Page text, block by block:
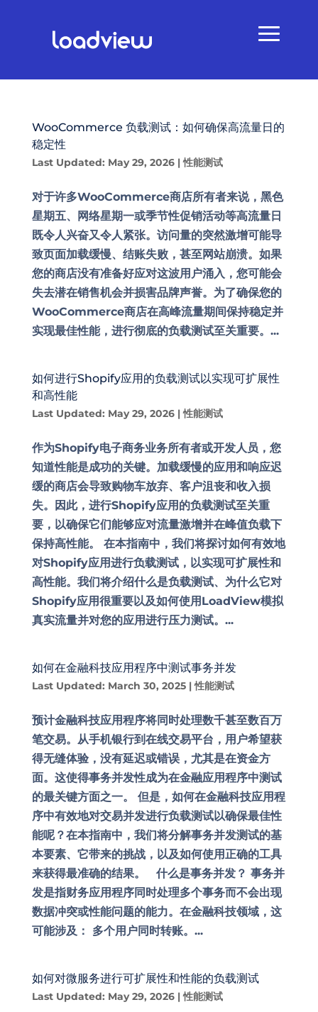
WooCommerce 负载测试：如何确保高流量日的
稳定性
Last Updated: May 29, 2026|性能测试
对于许多WooCommerce商店所有者来说，黑色
星期五、网络星期一或季节性促销活动等高流量日
既令人兴奋又令人紧张。访问量的突然激增可能导
致页面加载缓慢、结账失败，甚至网站崩溃。如果
您的商店没有准备好应对这波用户涌入，您可能会
失去潜在销售机会并损害品牌声誉。为了确保您的
WooCommerce商店在高峰流量期间保持稳定并
实现最佳性能，进行彻底的负载测试至关重要。...
如何进行Shopify应用的负载测试以实现可扩展性
和高性能
Last Updated: May 29, 2026|性能测试
作为Shopify电子商务业务所有者或开发人员，您
知道性能是成功的关键。加载缓慢的应用和响应迟
缓的商店会导致购物车放弃、客户沮丧和收入损
失。因此，进行Shopify应用的负载测试至关重
要，以确保它们能够应对流量激增并在峰值负载下
保持高性能。 在本指南中，我们将探讨如何有效地
对Shopify应用进行负载测试，以实现可扩展性和
高性能。我们将介绍什么是负载测试、为什么它对
Shopify应用很重要以及如何使用LoadView模拟
真实流量并对您的应用进行压力测试。...
如何在金融科技应用程序中测试事务并发
Last Updated: March 30, 2025|性能测试
预计金融科技应用程序将同时处理数千甚至数百万
笔交易。从手机银行到在线交易平台，用户希望获
得无缝体验，没有延迟或错误，尤其是在资金方
面。这使得事务并发性成为在金融应用程序中测试
的最关键方面之一。 但是，如何在金融科技应用程
序中有效地对交易并发进行负载测试以确保最佳性
能呢？在本指南中，我们将分解事务并发测试的基
本要素、它带来的挑战，以及如何使用正确的工具
来获得最准确的结果。 什么是事务并发？ 事务并
发是指财务应用程序同时处理多个事务而不会出现
数据冲突或性能问题的能力。在金融科技领域，这
可能涉及： 多个用户同时转账。...
如何对微服务进行可扩展性和性能的负载测试
Last Updated: May 29, 2026|性能测试